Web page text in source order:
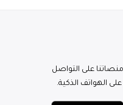
على التواصل
الهواتف الذكية.